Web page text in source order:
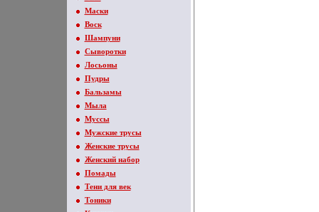
Маски
Воск
Шампуни
Сыворотки
Лосьоны
Пудры
Бальзамы
Мыла
Муссы
Мужские трусы
Женские трусы
Женский набор
Помады
Тени для век
Тоники